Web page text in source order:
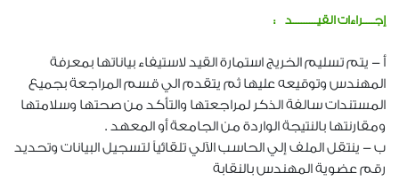
إجــــراءات القيـــــــــد :
أ - يتم تسليم الخريج استمارة القيد لاستيفاء بياناتها بمعرفة
المهندس وتوقيعه عليها ثم يتقدم الي قسم المراجعة بجميع
المستندات سالفة الذكر لمراجعتها والتأكد من صحتها وسلامتها
ومقارنتها بالنتيجة الواردة من الجامعة أو المعهد .
ب - ينتقل الملف إلي الحاسب الآلي تلقائياً لتسجيل البيانات وتحديد
رقم عضوية المهندس بالنقابة